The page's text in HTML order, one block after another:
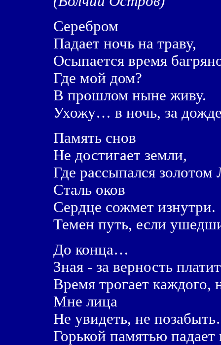
Серебром
Падает ночь на траву,
Осыпается время
Где мой дом?
В прошлом ныне живу.
Ухожу… в ночь, за
Память снов
Не достигает земли,
Где рассыпался золотом
Сталь оков
Сердце сожмет изнутри.
Темен путь, если
До конца…
Зная - за верность
Время трогает каждого,
Мне лица
Не увидеть, не
Горькой памятью